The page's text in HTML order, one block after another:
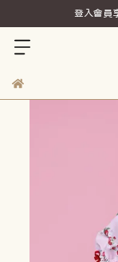
登入會員